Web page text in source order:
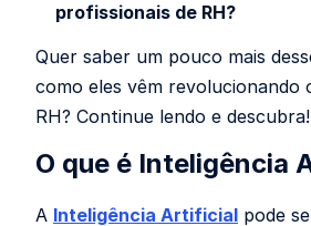
profissionais de RH?
Quer saber um pouco mais
como eles vêm revolucionando
RH? Continue lendo e descubra!
O que é Inteligência
A Inteligência Artificial pode